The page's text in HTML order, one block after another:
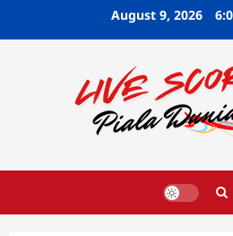
August 9, 2026